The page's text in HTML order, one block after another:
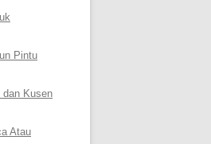
Pintu
dan Kusen
Atau